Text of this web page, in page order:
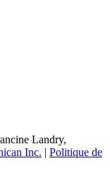
Landry,
Inc. | Politique de